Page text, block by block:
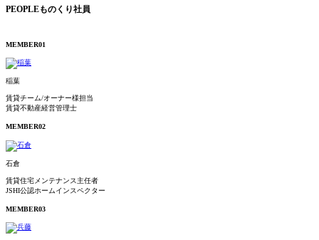
PEOPLEものくり社員
MEMBER01
稲葉
賃貸チーム/オーナー様担当
賃貸不動産経営管理士
MEMBER02
石倉
賃貸住宅メンテナンス主任者
JSHI公認ホームインスペクター
MEMBER03